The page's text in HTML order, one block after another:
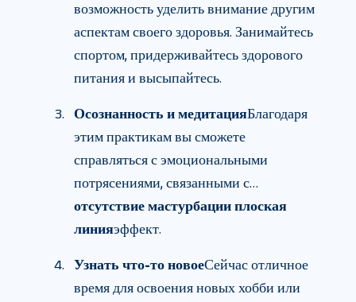
возможность уделить внимание другим
аспектам своего здоровья. Занимайтесь
спортом, придерживайтесь здорового
питания и высыпайтесь.
Осознанность и медитацияБлагодаря
этим практикам вы сможете
справляться с эмоциональными
потрясениями, связанными с…
отсутствие мастурбации плоская
линияэффект.
Узнать что-то новоеСейчас отличное
время для освоения новых хобби или